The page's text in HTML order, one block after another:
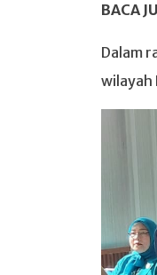
BACA
Dalam
wilayah